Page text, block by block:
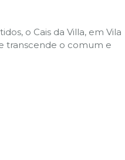
o Cais da Villa, em Vila
transcende o comum e